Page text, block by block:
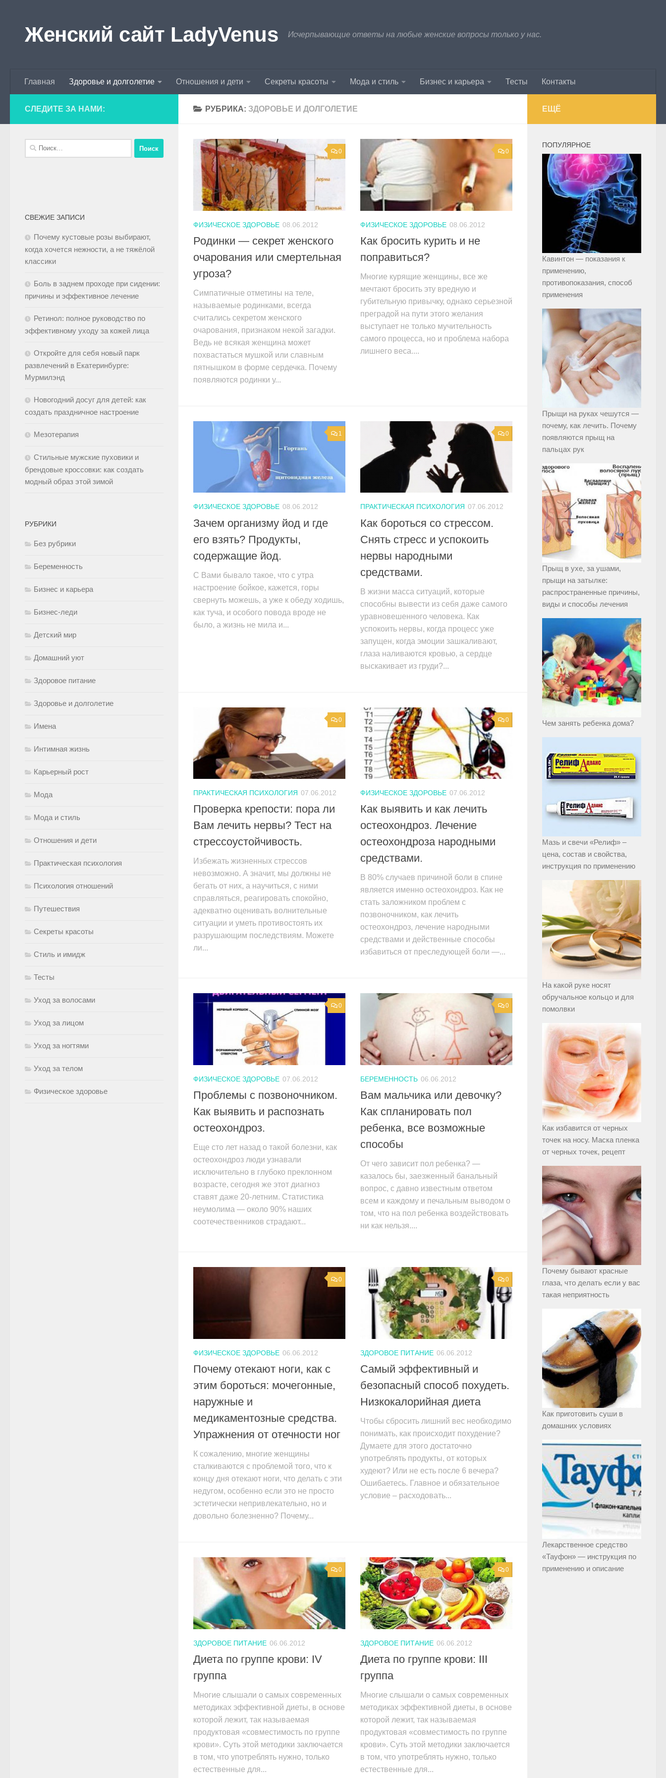
Женский сайт LadyVenus Исчерпывающие ответы на любые женские вопросы только у нас.
Главная Здоровье и долголетие Отношения и дети Секреты красоты Мода и стиль Бизнес и карьера Тесты Контакты
РУБРИКА: ЗДОРОВЬЕ И ДОЛГОЛЕТИЕ
0
ФИЗИЧЕСКОЕ ЗДОРОВЬЕ 08.06.2012
Родинки — секрет женского
очарования или смертельная
угроза?
Симпатичные отметины на теле,
называемые родинками, всегда
считались секретом женского
очарования, признаком некой загадки.
Ведь не всякая женщина может
похвастаться мушкой или славным
пятнышком в форме сердечка. Почему
появляются родинки у...
0
ФИЗИЧЕСКОЕ ЗДОРОВЬЕ 08.06.2012
Как бросить курить и не
поправиться?
Многие курящие женщины, все же
мечтают бросить эту вредную и
губительную привычку, однако серьезной
преградой на пути этого желания
выступает не только мучительность
самого процесса, но и проблема набора
лишнего веса....
1
ФИЗИЧЕСКОЕ ЗДОРОВЬЕ 08.06.2012
Зачем организму йод и где
его взять? Продукты,
содержащие йод.
С Вами бывало такое, что с утра
настроение бойкое, кажется, горы
свернуть можешь, а уже к обеду ходишь,
как туча, и особого повода вроде не
было, а жизнь не мила и...
0
ПРАКТИЧЕСКАЯ ПСИХОЛОГИЯ 07.06.2012
Как бороться со стрессом.
Снять стресс и успокоить
нервы народными
средствами.
В жизни масса ситуаций, которые
способны вывести из себя даже самого
уравновешенного человека. Как
успокоить нервы, когда процесс уже
запущен, когда эмоции зашкаливают,
глаза наливаются кровью, а сердце
выскакивает из груди?...
0
ПРАКТИЧЕСКАЯ ПСИХОЛОГИЯ 07.06.2012
Проверка крепости: пора ли
Вам лечить нервы? Тест на
стрессоустойчивость.
Избежать жизненных стрессов
невозможно. А значит, мы должны не
бегать от них, а научиться, с ними
справляться, реагировать спокойно,
адекватно оценивать волнительные
ситуации и уметь противостоять их
разрушающим последствиям. Можете
ли...
0
ФИЗИЧЕСКОЕ ЗДОРОВЬЕ 07.06.2012
Как выявить и как лечить
остеохондроз. Лечение
остеохондроза народными
средствами.
В 80% случаев причиной боли в спине
является именно остеохондроз. Как не
стать заложником проблем с
позвоночником, как лечить
остеохондроз, лечение народными
средствами и действенные способы
избавиться от преследующей боли —...
0
ФИЗИЧЕСКОЕ ЗДОРОВЬЕ 07.06.2012
Проблемы с позвоночником.
Как выявить и распознать
остеохондроз.
Еще сто лет назад о такой болезни, как
остеохондроз люди узнавали
исключительно в глубоко преклонном
возрасте, сегодня же этот диагноз
ставят даже 20-летним. Статистика
неумолима — около 90% наших
соотечественников страдают...
0
БЕРЕМЕННОСТЬ 06.06.2012
Вам мальчика или девочку?
Как спланировать пол
ребенка, все возможные
способы
От чего зависит пол ребенка? —
казалось бы, заезженный банальный
вопрос, с давно известным ответом
всем и каждому и печальным выводом о
том, что на пол ребенка воздействовать
ни как нельзя....
0
ФИЗИЧЕСКОЕ ЗДОРОВЬЕ 06.06.2012
Почему отекают ноги, как с
этим бороться: мочегонные,
наружные и
медикаментозные средства.
Упражнения от отечности ног
К сожалению, многие женщины
сталкиваются с проблемой того, что к
концу дня отекают ноги, что делать с эти
недугом, особенно если это не просто
эстетически непривлекательно, но и
довольно болезненно? Почему...
0
ЗДОРОВОЕ ПИТАНИЕ 06.06.2012
Самый эффективный и
безопасный способ похудеть.
Низкокалорийная диета
Чтобы сбросить лишний вес необходимо
понимать, как происходит похудение?
Думаете для этого достаточно
употреблять продукты, от которых
худеют? Или не есть после 6 вечера?
Ошибаетесь. Главное и обязательное
условие – расходовать...
0
ЗДОРОВОЕ ПИТАНИЕ 06.06.2012
Диета по группе крови: IV
группа
Многие слышали о самых современных
методиках эффективной диеты, в основе
которой лежит, так называемая
продуктовая «совместимость по группе
крови». Суть этой методики заключается
в том, что употреблять нужно, только
естественные для...
0
ЗДОРОВОЕ ПИТАНИЕ 06.06.2012
Диета по группе крови: III
группа
Многие слышали о самых современных
методиках эффективной диеты, в основе
которой лежит, так называемая
продуктовая «совместимость по группе
крови». Суть этой методики заключается
в том, что употреблять нужно, только
естественные для...
СЛЕДИТЕ ЗА НАМИ:
СВЕЖИЕ ЗАПИСИ
Почему кустовые розы выбирают,
когда хочется нежности, а не тяжёлой
классики
Боль в заднем проходе при сидении:
причины и эффективное лечение
Ретинол: полное руководство по
эффективному уходу за кожей лица
Откройте для себя новый парк
развлечений в Екатеринбурге:
Мурмилэнд
Новогодний досуг для детей: как
создать праздничное настроение
Мезотерапия
Стильные мужские пуховики и
брендовые кроссовки: как создать
модный образ этой зимой
РУБРИКИ
Без рубрики
Беременность
Бизнес и карьера
Бизнес-леди
Детский мир
Домашний уют
Здоровое питание
Здоровье и долголетие
Имена
Интимная жизнь
Карьерный рост
Мода
Мода и стиль
Отношения и дети
Практическая психология
Психология отношений
Путешествия
Секреты красоты
Стиль и имидж
Тесты
Уход за волосами
Уход за лицом
Уход за ногтями
Уход за телом
Физическое здоровье
ЕЩЁ
ПОПУЛЯРНОЕ
Кавинтон — показания к
применению,
противопоказания, способ
применения
Прыщи на руках чешутся —
почему, как лечить. Почему
появляются прыщ на
пальцах рук
Прыщ в ухе, за ушами,
прыщи на затылке:
распространенные причины,
виды и способы лечения
Чем занять ребенка дома?
Мазь и свечи «Релиф» –
цена, состав и свойства,
инструкция по применению
На какой руке носят
обручальное кольцо и для
помолвки
Как избавится от черных
точек на носу. Маска пленка
от черных точек, рецепт
Почему бывают красные
глаза, что делать если у вас
такая неприятность
Как приготовить суши в
домашних условиях
Лекарственное средство
«Тауфон» — инструкция по
применению и описание